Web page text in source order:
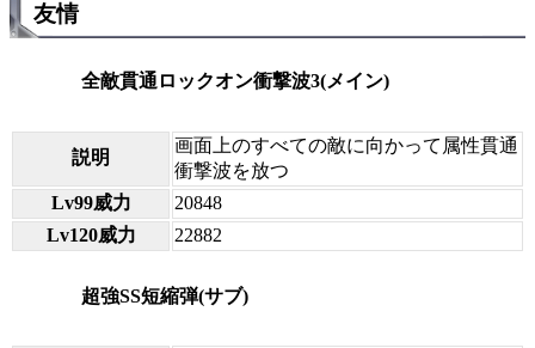
友情
全敵貫通ロックオン衝撃波3(メイン)
説明
画面上のすべての敵に向かって属性貫通
衝撃波を放つ
Lv99威力
20848
Lv120威力
22882
超強SS短縮弾(サブ)